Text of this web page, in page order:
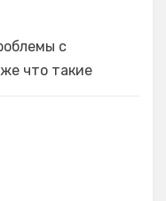
с
что такие